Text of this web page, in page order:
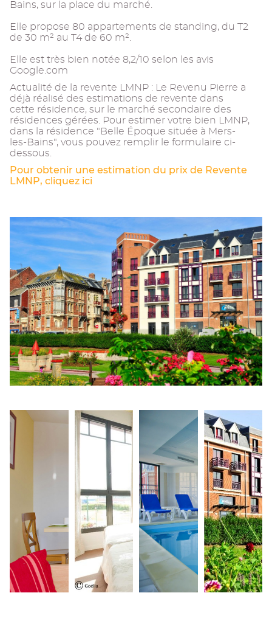
Bains, sur la place du marché.
Elle propose 80 appartements de standing, du T2
de 30 m² au T4 de 60 m².
Elle est très bien notée 8,2/10 selon les avis
Google.com
Actualité de la revente LMNP : Le Revenu Pierre a
déjà réalisé des estimations de revente dans
cette résidence, sur le marché secondaire des
résidences gérées. Pour estimer votre bien LMNP,
dans la résidence "Belle Époque située à Mers-
les-Bains", vous pouvez remplir le formulaire ci-
dessous.
Pour obtenir une estimation du prix de Revente
LMNP, cliquez ici